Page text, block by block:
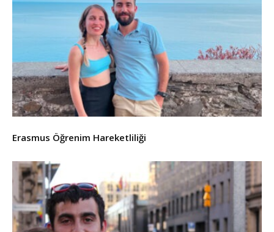
Erasmus Öğrenim Hareketliliği